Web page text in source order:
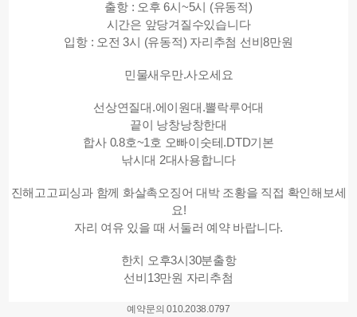
출항 : 오후 6시~5시 (유동적)
시간은 앞당겨질수있습니다
입항 : 오전 3시 (유동적) 자리추첨 선비8만원
민물새우만.사오세요
선상연질대.에이원대.뽈락루어대
끝이 낭창낭창한대
합사 0.8호~1호 오빠이숫테.DTD기본
낚시대 2대사용합니다
진해고고피싱과 함께 화살촉오징어 대박 조황을 직접 확인해보세
요!
자리 여유 있을 때 서둘러 예약 바랍니다.
한치 오후3시30분출항
선비13만원 자리추첨
예약문의 010.2038.0797